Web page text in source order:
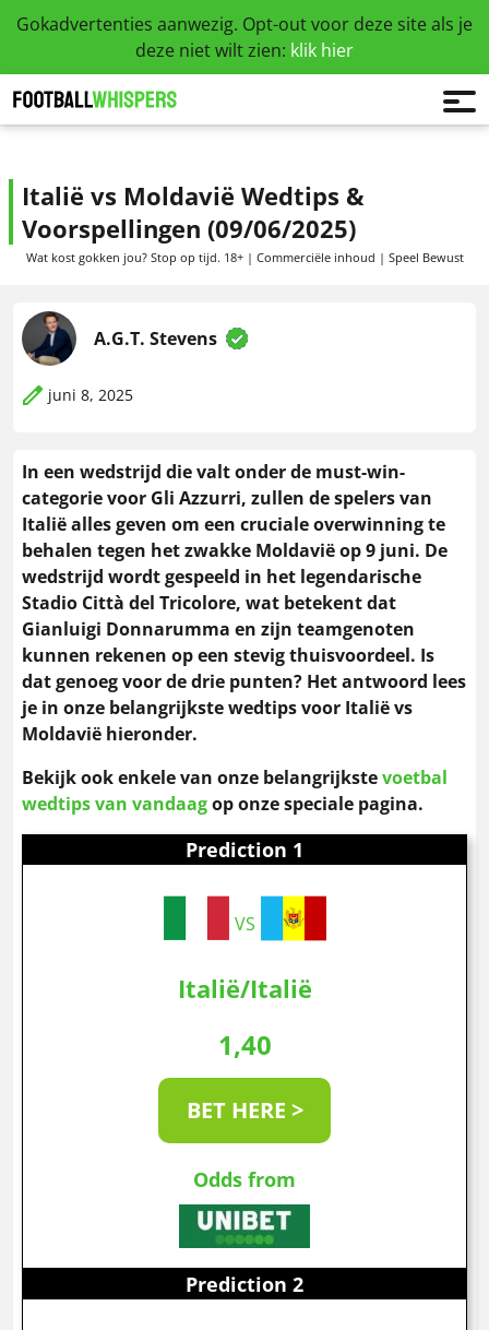
Gokadvertenties aanwezig. Opt-out voor deze site als je
deze niet wilt zien: klik hier
Italië vs Moldavië Wedtips &
Voorspellingen (09/06/2025)
Wat kost gokken jou? Stop op tijd. 18+ | Commerciële inhoud | Speel Bewust
A.G.T. Stevens
juni 8, 2025
In een wedstrijd die valt onder de must-win-
categorie voor Gli Azzurri, zullen de spelers van
Italië alles geven om een cruciale overwinning te
behalen tegen het zwakke Moldavië op 9 juni. De
wedstrijd wordt gespeeld in het legendarische
Stadio Città del Tricolore, wat betekent dat
Gianluigi Donnarumma en zijn teamgenoten
kunnen rekenen op een stevig thuisvoordeel. Is
dat genoeg voor de drie punten? Het antwoord lees
je in onze belangrijkste wedtips voor Italië vs
Moldavië hieronder.
Bekijk ook enkele van onze belangrijkstevoetbal
wedtips van vandaagop onze speciale pagina.
Prediction 1
VS
Italië/Italië
1,40
BET HERE >
Odds from
Prediction 2